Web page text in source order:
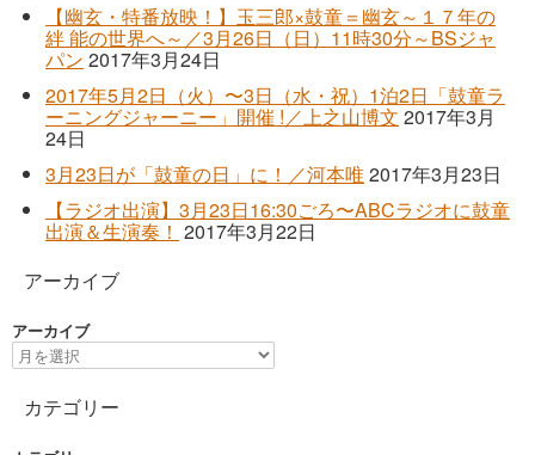
【幽玄・特番放映！】玉三郎×鼓童＝幽玄～１７年の
絆 能の世界へ～／3月26日（日）11時30分～BSジャ
パン 2017年3月24日
2017年5月2日（火）〜3日（水・祝）1泊2日「鼓童ラ
ーニングジャーニー」開催 !／上之山博文 2017年3月
24日
3月23日が「鼓童の日」に！／河本唯2017年3月23日
【ラジオ出演】3月23日16:30ごろ〜ABCラジオに鼓童
出演＆生演奏！ 2017年3月22日
アーカイブ
アーカイブ
カテゴリー